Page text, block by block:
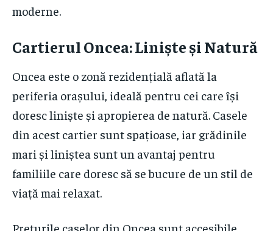
moderne.
Cartierul Oncea: Liniște și Natură
Oncea este o zonă rezidențială aflată la
periferia orașului, ideală pentru cei care își
doresc liniște și apropierea de natură. Casele
din acest cartier sunt spațioase, iar grădinile
mari și liniștea sunt un avantaj pentru
familiile care doresc să se bucure de un stil de
viață mai relaxat.
Prețurile caselor din Oncea sunt accesibile,